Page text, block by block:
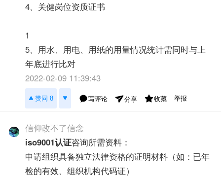
4、关健岗位资质证书
1
5、用水、用电、用纸的用量情况统计需同时与上
年底进行比对
2022-02-09 11:39:43
赞同 8 写评论 分享 收藏 举报
信仰改不了信念
iso9001认证咨询所需资料：
申请组织具备独立法律资格的证明材料（如：已年
检的有效、组织机构代码证）